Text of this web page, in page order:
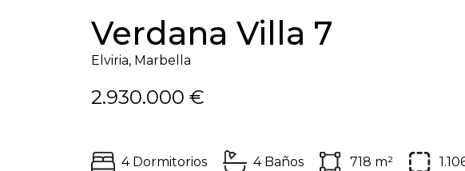
Verdana Villa 7
Elviria, Marbella
2.930.000 €
4 Dormitorios 4 Baños 718 m²